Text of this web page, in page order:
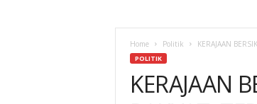
Home Politik KERAJAAN
POLITIK
KERAJAAN